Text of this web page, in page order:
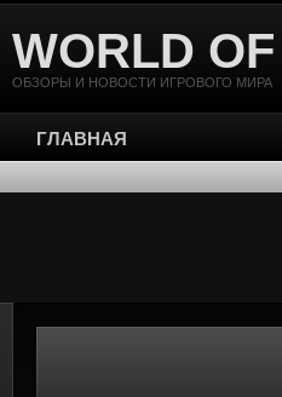
WORLD
ОБЗОРЫ И НОВОСТИ ИГРОВОГО МИРА
ГЛАВНАЯ